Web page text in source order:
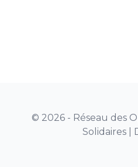
© 2026 - Réseau des
Solidaires |